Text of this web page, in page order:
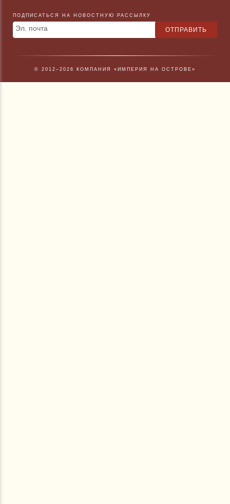
ПОДПИСАТЬСЯ НА НОВОСТНУЮ РАССЫЛКУ
Эл. почта
© 2012–2026 КОМПАНИЯ «ИМПЕРИЯ НА ОСТРОВЕ»